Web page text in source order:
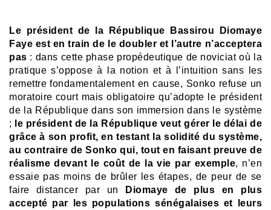
Le président de la République Bassirou Diomaye
Faye est en train de le doubler et l’autre n’acceptera
pas : dans cette phase propédeutique de noviciat où la
pratique s’oppose à la notion et à l’intuition sans les
remettre fondamentalement en cause, Sonko refuse un
moratoire court mais obligatoire qu’adopte le président
de la République dans son immersion dans le système
;
le président de la République veut gérer le délai de
grâce à son profit, en testant la solidité du système,
au contraire de Sonko qui, tout en faisant preuve de
réalisme devant le coût de la vie par exemple, n’en
essaie pas moins de brûler les étapes, de peur de se
faire distancer par un
Diomaye de plus en plus
accepté par les populations sénégalaises et leurs